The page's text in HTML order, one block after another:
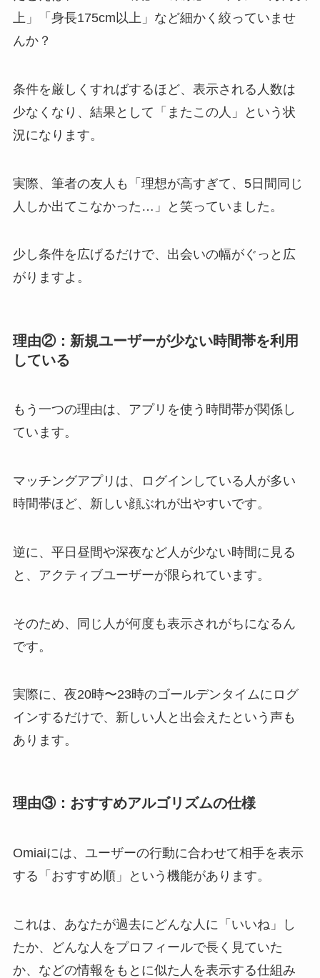
上」「身長175cm以上」など細かく絞っていませ
んか？
条件を厳しくすればするほど、表示される人数は
少なくなり、結果として「またこの人」という状
況になります。
実際、筆者の友人も「理想が高すぎて、5日間同じ
人しか出てこなかった…」と笑っていました。
少し条件を広げるだけで、出会いの幅がぐっと広
がりますよ。
理由②：新規ユーザーが少ない時間帯を利用
している
もう一つの理由は、アプリを使う時間帯が関係し
ています。
マッチングアプリは、ログインしている人が多い
時間帯ほど、新しい顔ぶれが出やすいです。
逆に、平日昼間や深夜など人が少ない時間に見る
と、アクティブユーザーが限られています。
そのため、同じ人が何度も表示されがちになるん
です。
実際に、夜20時〜23時のゴールデンタイムにログ
インするだけで、新しい人と出会えたという声も
あります。
理由③：おすすめアルゴリズムの仕様
Omiaiには、ユーザーの行動に合わせて相手を表示
する「おすすめ順」という機能があります。
これは、あなたが過去にどんな人に「いいね」し
たか、どんな人をプロフィールで長く見ていた
か、などの情報をもとに似た人を表示する仕組み